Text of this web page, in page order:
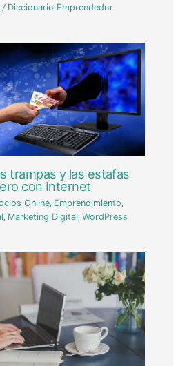
/ Diccionario Emprendedor
trampas y las estafas
con Internet
Online Emprendimiento
Marketing Digital ,WordPress